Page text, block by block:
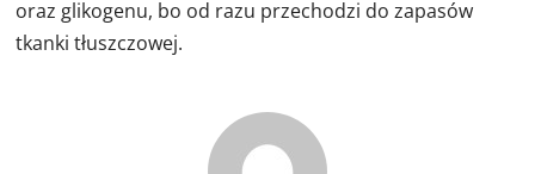
oraz glikogenu, bo od razu przechodzi do zapasów
tkanki tłuszczowej.